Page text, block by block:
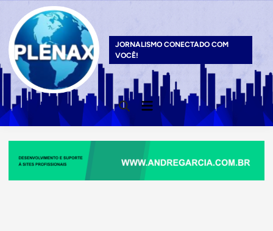
content
JORNALISMO CONECTADO COM
VOCÊ!
Open
Search
Main
Menu